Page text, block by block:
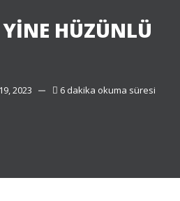
HÜZÜNLÜ
2023 6 dakika okuma süresi